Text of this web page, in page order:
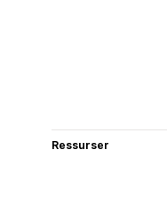
Ressurser